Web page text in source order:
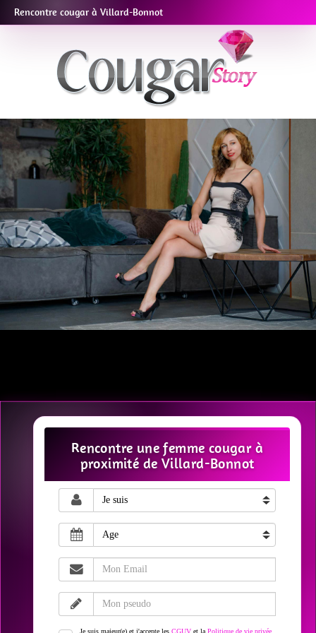
Rencontre cougar à Villard-Bonnot
Rencontre une femme cougar à
proximité de Villard-Bonnot
Je suis majeur(e) et j'accepte les CGUV et la Politique de vie privée